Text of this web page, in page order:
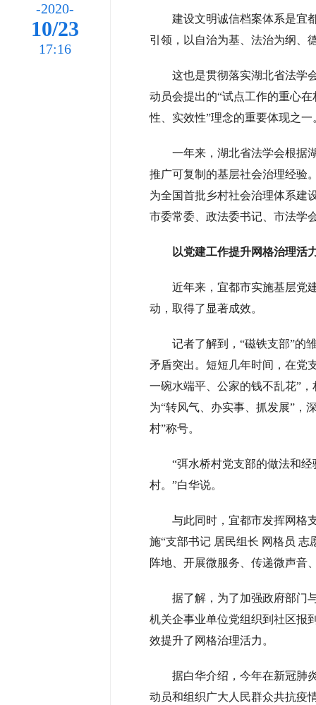
-2020-
10/23
17:16
建设文明诚信档案体系是宜
引领，以自治为基、法治为纲、
这也是贯彻落实湖北省法学
动员会提出的“试点工作的重心
性、实效性”理念的重要体现之一
一年来，湖北省法学会根据
推广可复制的基层社会治理经验
为全国首批乡村社会治理体系建
市委常委、政法委书记、市法学
以党建工作提升网格治理活
近年来，宜都市实施基层党
动，取得了显著成效。
记者了解到，“磁铁支部”的
矛盾突出。短短几年时间，在党
一碗水端平、公家的钱不乱花”
为“转风气、办实事、抓发展”，
村”称号。
“弭水桥村党支部的做法和经
村。”白华说。
与此同时，宜都市发挥网格
施“支部书记 居民组长 网格员 志
阵地、开展微服务、传递微声音
据了解，为了加强政府部门
机关企事业单位党组织到社区报
效提升了网格治理活力。
据白华介绍，今年在新冠肺
动员和组织广大人民群众共抗疫